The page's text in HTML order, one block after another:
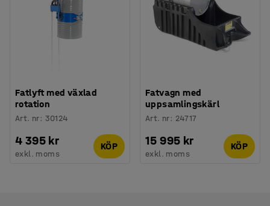
Fatlyft med växlad
rotation
Art. nr: 30124
4 395 kr
exkl. moms
KÖP
Fatvagn med
uppsamlingskärl
Art. nr: 24717
15 995 kr
exkl. moms
KÖP